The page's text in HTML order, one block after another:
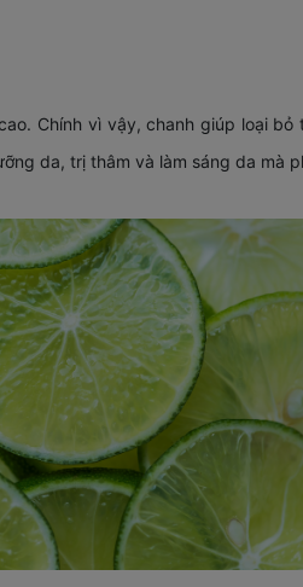
Chính vì vậy, chanh giúp loại
da, trị thâm và làm sáng da mà